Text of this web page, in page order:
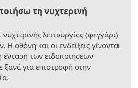
τη νυχτερινή
λειτουργίας (φεγγάρι)
οθόνη και οι ενδείξεις γίνονται
ένταση των ειδοποιήσεων
ξανά για επιστροφή στην